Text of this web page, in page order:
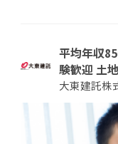
平均年収
験歓迎 土
大東建託株